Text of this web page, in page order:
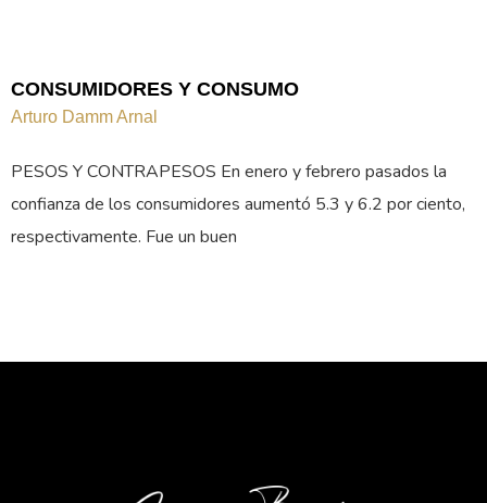
CONSUMIDORES Y CONSUMO
Arturo Damm Arnal
PESOS Y CONTRAPESOS En enero y febrero pasados la
confianza de los consumidores aumentó 5.3 y 6.2 por ciento,
respectivamente. Fue un buen